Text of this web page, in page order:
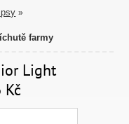
»
farmy
Light